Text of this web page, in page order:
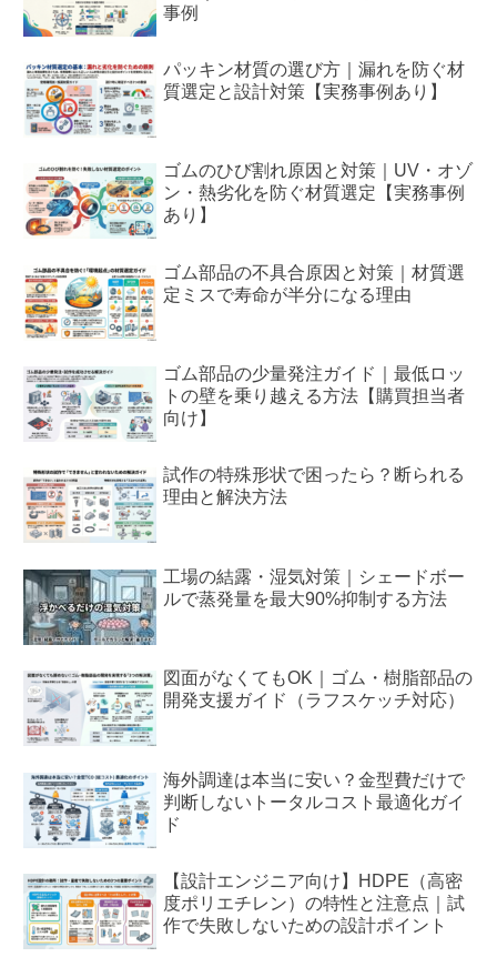
事例
パッキン材質の選び方｜漏れを防ぐ材
質選定と設計対策【実務事例あり】
ゴムのひび割れ原因と対策｜UV・オゾ
ン・熱劣化を防ぐ材質選定【実務事例
あり】
ゴム部品の不具合原因と対策｜材質選
定ミスで寿命が半分になる理由
ゴム部品の少量発注ガイド｜最低ロッ
トの壁を乗り越える方法【購買担当者
向け】
試作の特殊形状で困ったら？断られる
理由と解決方法
工場の結露・湿気対策｜シェードボー
ルで蒸発量を最大90%抑制する方法
図面がなくてもOK｜ゴム・樹脂部品の
開発支援ガイド（ラフスケッチ対応）
海外調達は本当に安い？金型費だけで
判断しないトータルコスト最適化ガイ
ド
【設計エンジニア向け】HDPE（高密
度ポリエチレン）の特性と注意点｜試
作で失敗しないための設計ポイント